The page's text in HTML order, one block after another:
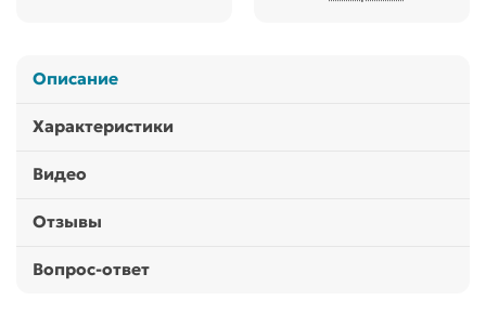
Описание
Характеристики
Видео
Отзывы
Вопрос-ответ